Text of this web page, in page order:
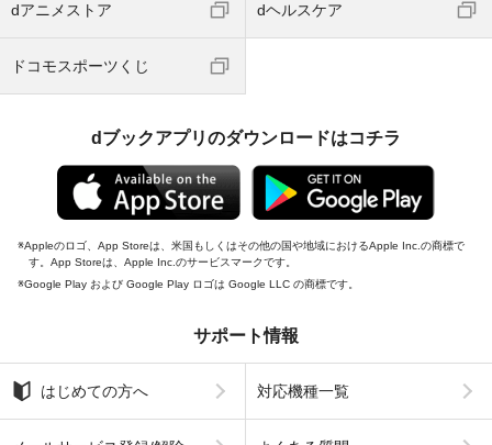
dアニメストア dヘルスケア
ドコモスポーツくじ
dブックアプリのダウンロードはコチラ
Appleのロゴ、App Storeは、米国もしくはその他の国や地域におけるApple Inc.の商標で
す。App Storeは、Apple Inc.のサービスマークです。
Google Play および Google Play ロゴは Google LLC の商標です。
サポート情報
はじめての方へ 対応機種一覧